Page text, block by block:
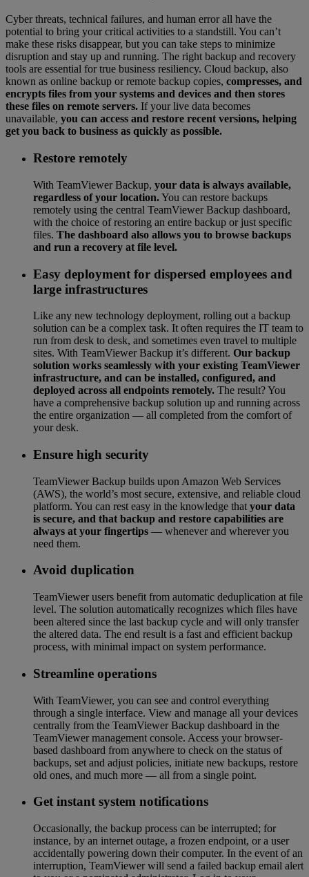
Cyber threats, technical failures, and human error all have the
potential to bring your critical activities to a standstill. You can’t
make these risks disappear, but you can take steps to minimize
disruption and stay up and running. The right backup and recovery
tools are essential for true business resiliency. Cloud backup, also
known as online backup or remote backup copies, compresses, and
encrypts files from your systems and devices and then stores
these files on remote servers. If your live data becomes
unavailable, you can access and restore recent versions, helping
get you back to business as quickly as possible.
Restore remotely
With TeamViewer Backup, your data is always available,
regardless of your location.You can restore backups
remotely using the central TeamViewer Backup dashboard,
with the choice of restoring an entire backup or just specific
files. The dashboard also allows you to browse backups
and run a recovery at file level.
Easy deployment for dispersed employees and
large infrastructures
Like any new technology deployment, rolling out a backup
solution can be a complex task. It often requires the IT team to
run from desk to desk, and sometimes even travel to multiple
sites. With TeamViewer Backup it’s different. Our backup
solution works seamlessly with your existing TeamViewer
infrastructure, and can be installed, configured, and
deployed across all endpoints remotely. The result? You
have a comprehensive backup solution up and running across
the entire organization — all completed from the comfort of
your desk.
Ensure high security
TeamViewer Backup builds upon Amazon Web Services
(AWS), the world’s most secure, extensive, and reliable cloud
platform. You can rest easy in the knowledge that your data
is secure, and that backup and restore capabilities are
always at your fingertips — whenever and wherever you
need them.
Avoid duplication
TeamViewer users benefit from automatic deduplication at file
level. The solution automatically recognizes which files have
been altered since the last backup cycle and will only transfer
the altered data. The end result is a fast and efficient backup
process, with minimal impact on system performance.
Streamline operations
With TeamViewer, you can see and control everything
through a single interface. View and manage all your devices
centrally from the TeamViewer Backup dashboard in the
TeamViewer management console. Access your browser-
based dashboard from anywhere to check on the status of
backups, set and adjust policies, initiate new backups, restore
old ones, and much more — all from a single point.
Get instant system notifications
Occasionally, the backup process can be interrupted; for
instance, by an internet outage, a frozen endpoint, or a user
accidentally powering down their computer. In the event of an
interruption, TeamViewer will send a failed backup email alert